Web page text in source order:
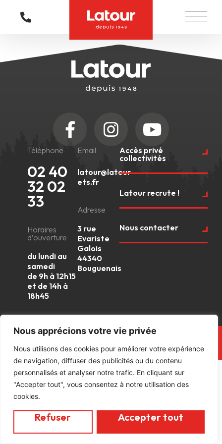
Nous apprécions votre vie privée
Nous utilisons des cookies pour améliorer votre expérience
de navigation, diffuser des publicités ou du contenu
personnalisés et analyser notre trafic. En cliquant sur
"Accepter tout", vous consentez à notre utilisation des
cookies.
Refuser Accepter tout
Le Groupe
Téléphone
02 40
32 02
33
Horaires
d’ouverture
du lundi au
samedi
de 9h à 12h15
et de 14h à
18h45
Email
latour@latour-
ets.fr
Adresse
3 rue
Evariste
Galois
44340
Bouguenais
Accès privé
collectivités
Latour recrute !
Nous contacter
Tous droits réservés © Latour 2022 |
Réalisation Agence Web Vannes
Webapic|Mentions légales